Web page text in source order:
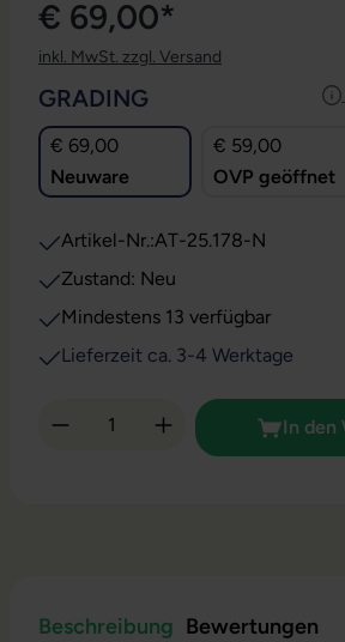
€ 69,00*
inkl. MwSt. zzgl. Versand
GRADING
€ 69,00
Neuware
€ 59,00
OVP geöffnet
Artikel-Nr.:AT-25.178-N
Zustand: Neu
Mindestens 13 verfügbar
Lieferzeit ca. 3-4 Werktage
Produkt Anzahl: Gib den
In den
Beschreibung Bewertungen